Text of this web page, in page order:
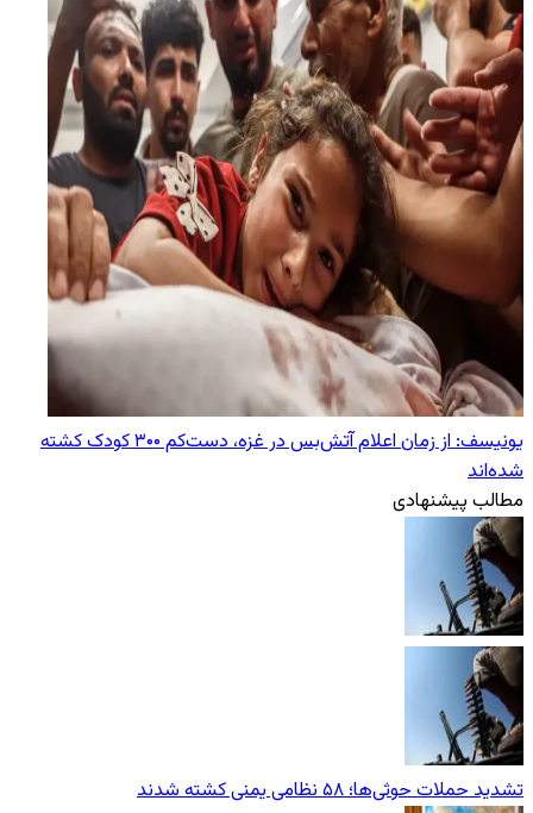
یونیسف: از زمان اعلام آتش‌بس در غزه، دست‌کم ۳۰۰ کودک کشته
شده‌اند
مطالب پیشنهادی
تشدید حملات حوثی‌ها؛ ۵۸ نظامی یمنی کشته شدند